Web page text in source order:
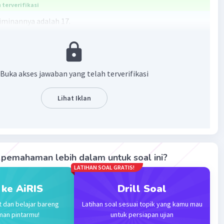
terverifikasi
adalah 17.
c = -2
·0.0(0) Balas
Buka akses jawaban yang telah terverifikasi
Lihat Iklan
lebih dalam untuk soal ini?
AiRIS
dan belajar bareng
pintarmu!
LATIHAN SOAL GRATIS!
Drill Soal
Latihan soal sesuai topik yang kamu mau
untuk persiapan ujian